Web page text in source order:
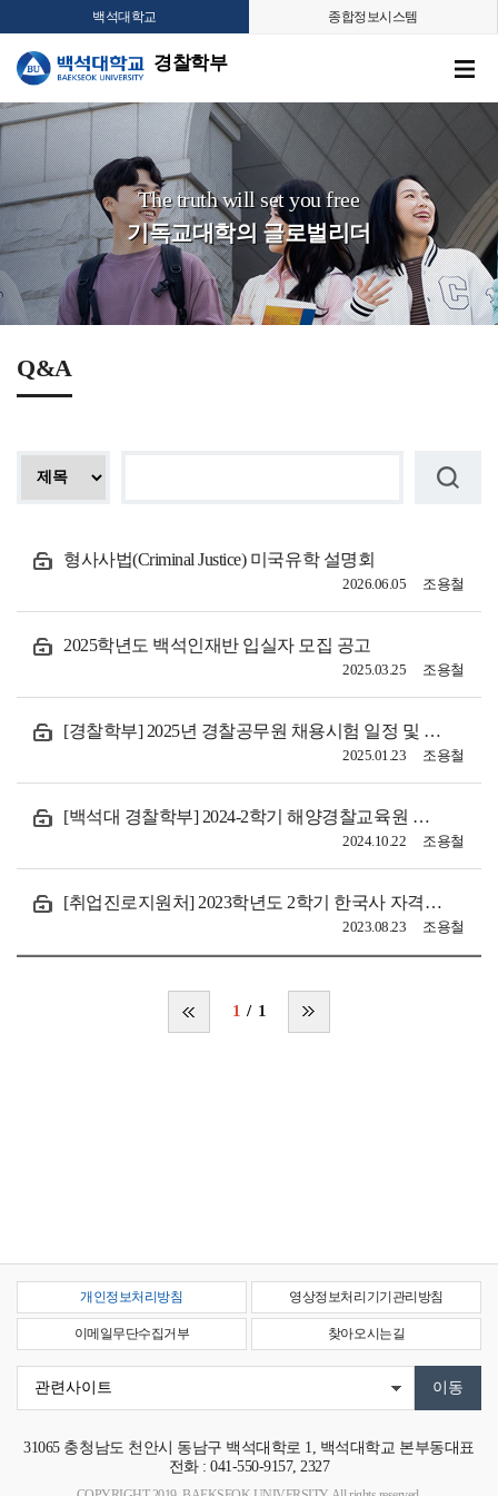
백석대학교 종합정보시스템
경찰학부
The truth will set you free
기독교대학의 글로벌리더
Q&A
형사사법(Criminal Justice) 미국유학 설명회
조용철
2026.06.05
2025학년도 백석인재반 입실자 모집 공고
조용철
2025.03.25
[경찰학부] 2025년 경찰공무원 채용시험 일정 및 경력경쟁채용 안내
조용철
2025.01.23
[백석대 경찰학부] 2024-2학기 해양경찰교육원 견학
조용철
2024.10.22
[취업진로지원처] 2023학년도 2학기 한국사 자격증 취득과정 모집
조용철
2023.08.23
1 1
개인정보처리방침 영상정보처리기기관리방침
이메일무단수집거부 찾아오시는길
31065 충청남도 천안시 동남구 백석대학로 1, 백석대학교 본부동대표
전화 : 041-550-9157, 2327